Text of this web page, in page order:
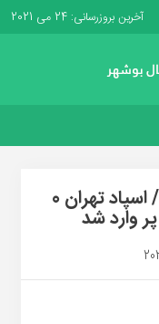
آخرین بروزرسانی: 24 می 2021
هفته نوزدهم لیگ دسته دوم/ اسپاد تهران 0